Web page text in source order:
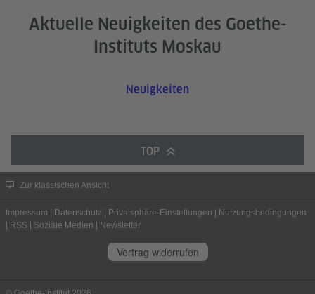
Aktuelle Neuigkeiten des Goethe-
Instituts Moskau
Neuigkeiten
TOP
Zur klassischen Ansicht
Impressum Datenschutz Privatsphäre-Einstellungen
Nutzungsbedingungen
RSS Soziale Medien Newsletter
Vertrag widerrufen